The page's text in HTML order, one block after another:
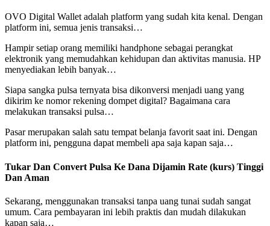
OVO Digital Wallet adalah platform yang sudah kita kenal. Dengan
platform ini, semua jenis transaksi…
Hampir setiap orang memiliki handphone sebagai perangkat
elektronik yang memudahkan kehidupan dan aktivitas manusia. HP
menyediakan lebih banyak…
Siapa sangka pulsa ternyata bisa dikonversi menjadi uang yang
dikirim ke nomor rekening dompet digital? Bagaimana cara
melakukan transaksi pulsa…
Pasar merupakan salah satu tempat belanja favorit saat ini. Dengan
platform ini, pengguna dapat membeli apa saja kapan saja…
Tukar Dan Convert Pulsa Ke Dana Dijamin Rate (kurs) Tinggi
Dan Aman
Sekarang, menggunakan transaksi tanpa uang tunai sudah sangat
umum. Cara pembayaran ini lebih praktis dan mudah dilakukan
kapan saja…